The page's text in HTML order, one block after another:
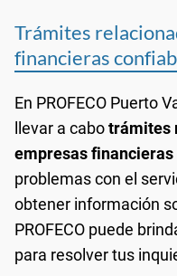
Trámites
financieras
En PROFECO Puerto
llevar a cabotrámites
empresas
problemas con el
obtener información
PROFECO puede
para resolver tus